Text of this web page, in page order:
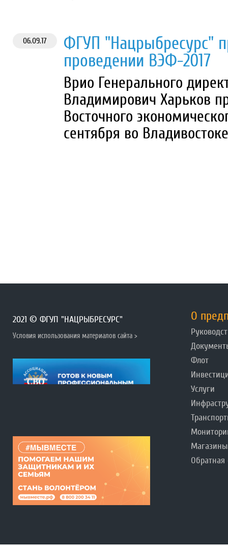
06.09.17
ФГУП "Нацрыбресурс"
проведении ВЭФ-2017
Врио Генерального
Владимирович Харьков
Восточного
сентября во Владивостоке
2021 © ФГУП "НАЦРЫБРЕСУРС"
Условия использования материалов сайта >
О
Флот
Услуги
Магазины
Обратная